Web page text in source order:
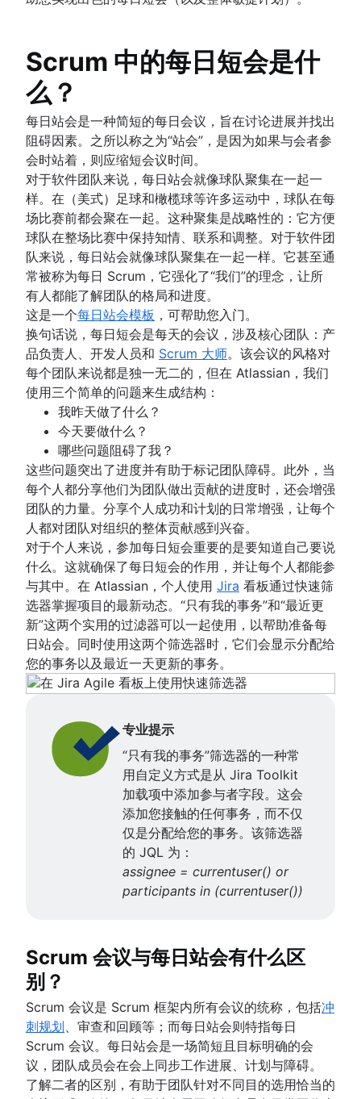
甘特图示例
待办事项列表梳理
精益流程改进
待办事项列表优化会议
工作范围
Scrum 工具
敏捷项目管理工具
工作流自动化软件
敏捷模板
任务跟踪器
工作流自动化
项目状态报告
工作流程图
项目路线图
项目时间表
问题跟踪软件
项目管理路线图工具
技术路线图
项目计划软件
待办事项列表管理工具
工作流管理
工作流示例
如何创建项目路线图
冲刺规划工具
冲刺演示
项目时间线软件
任务自动化
产品待办事项与冲刺待办事项对比
工作流管理工具
项目依赖关系
任务管理仪表板
冲刺节奏
快速跟进
斐波那契故事点
截止日期管理
项目管理技能
工作量管理
免费的项目管理软件
持续改进流程
Risk analysis
Project management AI agents
What is a PMO?
Adaptive project management
人工智能产品管理
增长型产品管理
产品指标
产品发布
功能请求
产品发布
产品发布时间线
产品规划
产品发布会
产品运营模式
产品设计
Product-led growth
Story mapping
Jira 的燃尽图
在 Jira 中自动创建子任务
在 Jira 中自动分配事务
在 Jira 中上报问题
Scrum 中的每日短会是什
么？
每日站会是一种简短的每日会议，旨在讨论进展并找出
阻碍因素。之所以称之为“站会”，是因为如果与会者参
会时站着，则应缩短会议时间。
对于软件团队来说，每日站会就像球队聚集在一起一
样。在（美式）足球和橄榄球等许多运动中，球队在每
场比赛前都会聚在一起。这种聚集是战略性的：它方便
球队在整场比赛中保持知情、联系和调整。对于软件团
队来说，每日站会就像球队聚集在一起一样。它甚至通
常被称为每日 Scrum，它强化了“我们”的理念，让所
有人都能了解团队的格局和进度。
这是一个每日站会模板 ，可帮助您入门。
换句话说，每日短会是每天的会议，涉及核心团队：产
品负责人、开发人员和 Scrum 大师。该会议的风格对
每个团队来说都是独一无二的，但在 Atlassian，我们
使用三个简单的问题来生成结构：
我昨天做了什么？
今天要做什么？
哪些问题阻碍了我？
这些问题突出了进度并有助于标记团队障碍。此外，当
每个人都分享他们为团队做出贡献的进度时，还会增强
团队的力量。分享个人成功和计划的日常增强，让每个
人都对团队对组织的整体贡献感到兴奋。
对于个人来说，参加每日短会重要的是要知道自己要说
什么。这就确保了每日短会的作用，并让每个人都能参
与其中。在 Atlassian，个人使用 Jira 看板通过快速筛
选器掌握项目的最新动态。“只有我的事务”和“最近更
新”这两个实用的过滤器可以一起使用，以帮助准备每
日站会。同时使用这两个筛选器时，它们会显示分配给
您的事务以及最近一天更新的事务。
专业提示
“只有我的事务”筛选器的一种常
用自定义方式是从 Jira Toolkit
加载项中添加参与者字段。这会
添加您接触的任何事务，而不仅
仅是分配给您的事务。该筛选器
的 JQL 为：
assignee = currentuser() or
participants in (currentuser())
Scrum 会议与每日站会有什么区
别？
Scrum 会议是 Scrum 框架内所有会议的统称，包括冲
刺规划 、审查和回顾等；而每日站会则特指每日
Scrum 会议。每日站会是一场简短且目标明确的会
议，团队成员会在会上同步工作进展、计划与障碍。
了解二者的区别，有助于团队针对不同目的选用恰当的